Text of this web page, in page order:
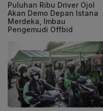
Puluhan Ribu Driver Ojol
Akan Demo Depan Istana
Merdeka, Imbau
Pengemudi Offbid